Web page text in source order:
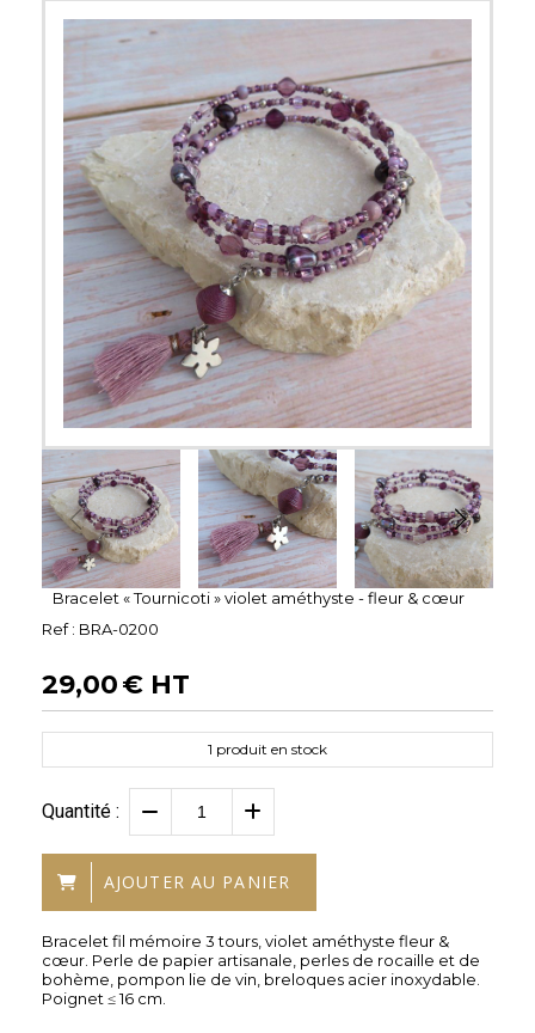
Bracelet « Tournicoti » violet améthyste - fleur & cœur
Ref : BRA-0200
29,00€ HT
1 produit en stock
Quantité :
AJOUTER AU PANIER
Bracelet fil mémoire 3 tours, violet améthyste fleur &
cœur. Perle de papier artisanale, perles de rocaille et de
bohème, pompon lie de vin, breloques acier inoxydable.
Poignet ≤ 16 cm.